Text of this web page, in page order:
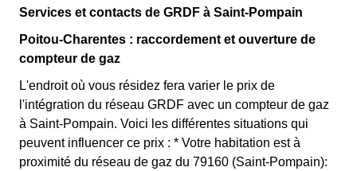
Services et contacts de GRDF à Saint-Pompain
Poitou-Charentes : raccordement et ouverture de
compteur de gaz
L'endroit où vous résidez fera varier le prix de
l'intégration du réseau GRDF avec un compteur de gaz
à Saint-Pompain. Voici les différentes situations qui
peuvent influencer ce prix : * Votre habitation est à
proximité du réseau de gaz du 79160 (Saint-Pompain):